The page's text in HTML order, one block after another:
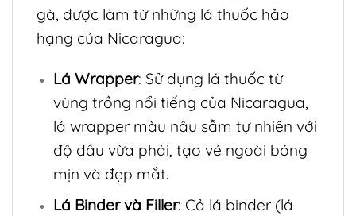
gà, được làm từ những lá thuốc hảo
hạng của Nicaragua:
Lá Wrapper: Sử dụng lá thuốc từ
vùng trồng nổi tiếng của Nicaragua,
lá wrapper màu nâu sẫm tự nhiên với
độ dầu vừa phải, tạo vẻ ngoài bóng
mịn và đẹp mắt.
Lá Binder và Filler: Cả lá binder (lá